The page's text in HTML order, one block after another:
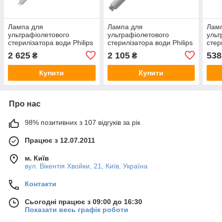
Лампа для
ультрафіолетового
стерилізатора води Philips
UNP/32 75W
2 625 ₴
Купити
Лампа для
ультрафіолетового
стерилізатора води Philips
UNP/32
2 105₴
Купити
538
Про нас
98% позитивних з 107 відгуків за рік
Працює з 12.07.2011
м. Київ
вул. Вікентія Хвойки, 21, Київ, Україна
Контакти
Сьогодні працює з 09:00 до 16:30
Показати весь графік роботи